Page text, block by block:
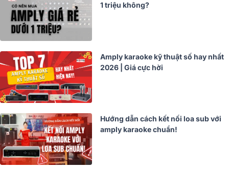
1 triệu không?
Amply karaoke kỹ thuật số hay nhất
2026 | Giá cực hời
Hướng dẫn cách kết nối loa sub với
amply karaoke chuẩn!